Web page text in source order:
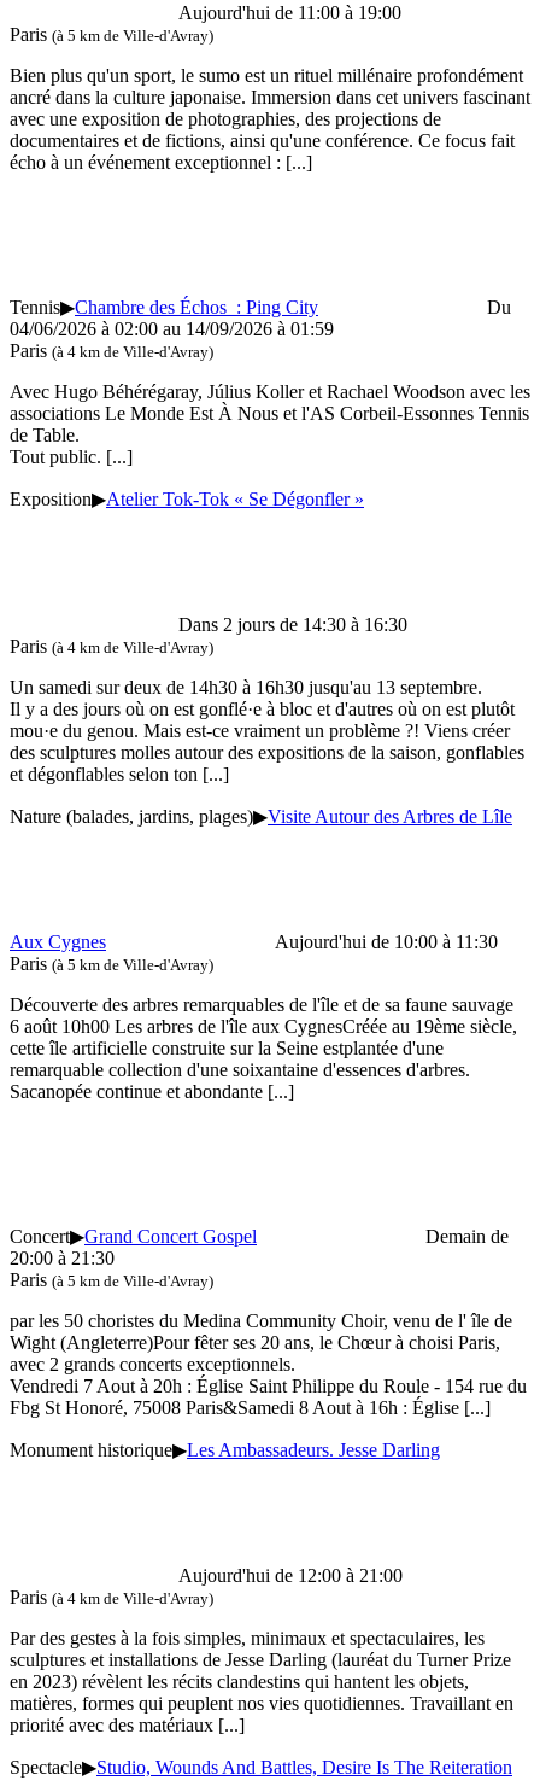
Aujourd'hui de 11:00 à 19:00
Paris (à 5 km de Ville-d'Avray)
Bien plus qu'un sport, le sumo est un rituel millénaire profondément
ancré dans la culture japonaise. Immersion dans cet univers fascinant
avec une exposition de photographies, des projections de
documentaires et de fictions, ainsi qu'une conférence. Ce focus fait
écho à un événement exceptionnel : [...]
Tennis▶Chambre des Échos : Ping City
Du
04/06/2026 à 02:00 au 14/09/2026 à 01:59
Paris (à 4 km de Ville-d'Avray)
Avec Hugo Béhérégaray, Július Koller et Rachael Woodson avec les
associations Le Monde Est À Nous et l'AS Corbeil-Essonnes Tennis
de Table.
Tout public. [...]
Exposition▶Atelier Tok-Tok « Se Dégonfler »
Dans 2 jours de 14:30 à 16:30
Paris (à 4 km de Ville-d'Avray)
Un samedi sur deux de 14h30 à 16h30 jusqu'au 13 septembre.
Il y a des jours où on est gonflé·e à bloc et d'autres où on est plutôt
mou·e du genou. Mais est-ce vraiment un problème ?! Viens créer
des sculptures molles autour des expositions de la saison, gonflables
et dégonflables selon ton [...]
Nature (balades, jardins, plages)▶Visite Autour des Arbres de Lîle
Aux Cygnes
Aujourd'hui de 10:00 à 11:30
Paris (à 5 km de Ville-d'Avray)
Découverte des arbres remarquables de l'île et de sa faune sauvage
6 août 10h00 Les arbres de l'île aux CygnesCréée au 19ème siècle,
cette île artificielle construite sur la Seine estplantée d'une
remarquable collection d'une soixantaine d'essences d'arbres.
Sacanopée continue et abondante [...]
Concert▶Grand Concert Gospel
Demain de
20:00 à 21:30
Paris (à 5 km de Ville-d'Avray)
par les 50 choristes du Medina Community Choir, venu de l' île de
Wight (Angleterre)Pour fêter ses 20 ans, le Chœur à choisi Paris,
avec 2 grands concerts exceptionnels.
Vendredi 7 Aout à 20h : Église Saint Philippe du Roule - 154 rue du
Fbg St Honoré, 75008 Paris&Samedi 8 Aout à 16h : Église [...]
Monument historique▶Les Ambassadeurs. Jesse Darling
Aujourd'hui de 12:00 à 21:00
Paris (à 4 km de Ville-d'Avray)
Par des gestes à la fois simples, minimaux et spectaculaires, les
sculptures et installations de Jesse Darling (lauréat du Turner Prize
en 2023) révèlent les récits clandestins qui hantent les objets,
matières, formes qui peuplent nos vies quotidiennes. Travaillant en
priorité avec des matériaux [...]
Spectacle▶Studio, Wounds And Battles, Desire Is The Reiteration